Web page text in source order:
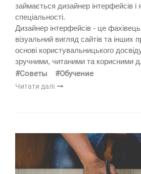
займається дизайнер інтерфейсів і
спеціальності.
Дизайнер інтерфейсів - це
візуальний вигляд сайтів та інших
основі користувальницького
зручними, читаними та корисними
#Советы #Обучение
Читати далі